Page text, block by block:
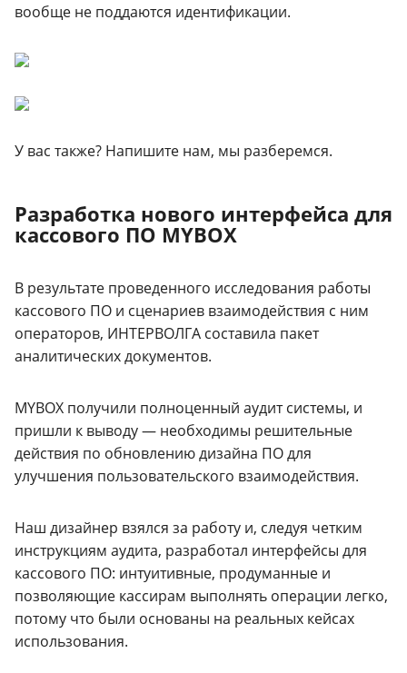
вообще не поддаются идентификации.
У вас также? Напишите нам, мы разберемся.
Разработка нового интерфейса для
кассового ПО MYBOX
В результате проведенного исследования работы
кассового ПО и сценариев взаимодействия с ним
операторов, ИНТЕРВОЛГА составила пакет
аналитических документов.
MYBOX получили полноценный аудит системы, и
пришли к выводу — необходимы решительные
действия по обновлению дизайна ПО для
улучшения пользовательского взаимодействия.
Наш дизайнер взялся за работу и, следуя четким
инструкциям аудита, разработал интерфейсы для
кассового ПО: интуитивные, продуманные и
позволяющие кассирам выполнять операции легко,
потому что были основаны на реальных кейсах
использования.